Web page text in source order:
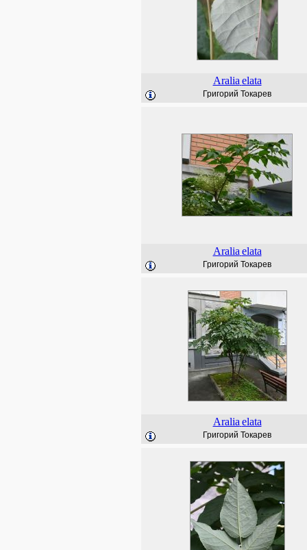
Aralia elata
Григорий Токарев
Aralia elata
Григорий Токарев
Aralia elata
Григорий Токарев